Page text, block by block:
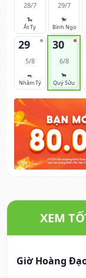
28/7
🐍
Ất Tỵ
29/7
🐎
Bính Ngọ
29
5/8
🐀
Nhâm Tý
30
6/8
🐂
Quý Sửu
XEM
Giờ Hoàng